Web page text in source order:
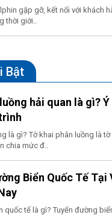
gặp gỡ, kết nối với khách
thời giới..
Bật
hải quan là gì?
là gì? Tờ khai phân luồng là
chia mức đ..
Biển Quốc Tế Tại
quốc tế là gì? Tuyến đường